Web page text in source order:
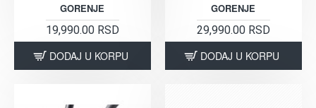
GORENJE
19,990.00 RSD
DODAJ U KORPU
GORENJE
29,990.00 RSD
DODAJ U KORPU